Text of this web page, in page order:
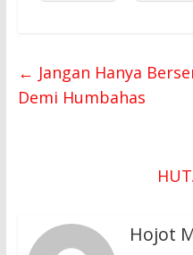
← Jangan Hanya
Demi Humbahas
Hojot